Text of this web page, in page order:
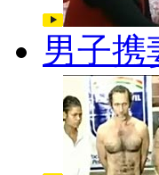
男子携